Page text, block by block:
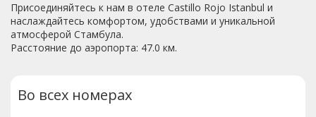
Присоединяйтесь к нам в отеле Castillo Rojo Istanbul и
наслаждайтесь комфортом, удобствами и уникальной
атмосферой Стамбула.
Расстояние до аэропорта: 47.0 км.
Во всех номерах